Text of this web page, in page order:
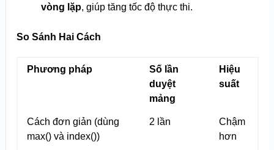
vòng lặp, giúp tăng tốc độ thực thi.
So Sánh Hai Cách
Phương pháp
Số lần
duyệt
mảng
Hiệu
suất
Cách đơn giản (dùng
max() và index())
2 lần
Chậm
hơn